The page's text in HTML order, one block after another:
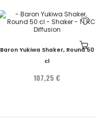
Baron Yukiwa Shaker, Round 50
cl
107,25 €